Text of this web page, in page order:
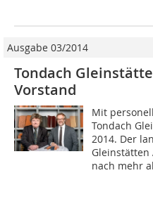
Ausgabe 03/2014
Tondach
Vorstand
Mit
Tondach
2014. Der
Gleinstätten
nach mehr